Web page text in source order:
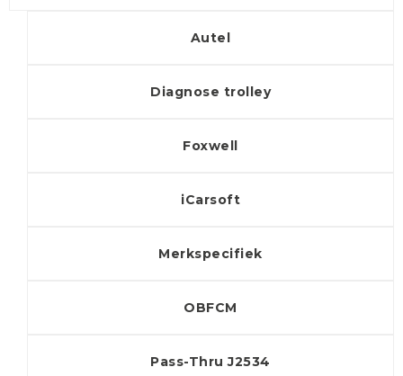
Autel
Diagnose trolley
Foxwell
iCarsoft
Merkspecifiek
OBFCM
Pass-Thru J2534